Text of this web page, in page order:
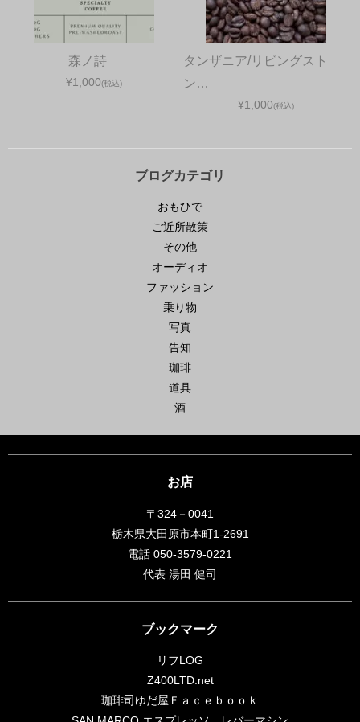
森ノ詩
¥1,000(税込)
タンザニア/リビングスト
ン…
¥1,000(税込)
ブログカテゴリ
おもひで
ご近所散策
その他
オーディオ
ファッション
乗り物
写真
告知
珈琲
道具
酒
お店
〒324－0041
栃木県大田原市本町1-2691
電話 050-3579-0221
代表 湯田 健司
ブックマーク
リフLOG
Z400LTD.net
珈琲司ゆだ屋Ｆａｃｅｂｏｏｋ